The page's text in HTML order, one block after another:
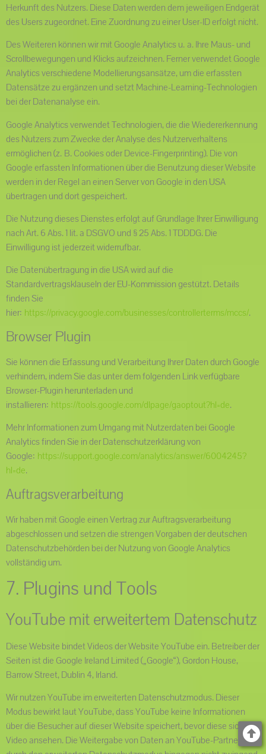
Herkunft des Nutzers. Diese Daten werden dem jeweiligen Endgerät
des Users zugeordnet. Eine Zuordnung zu einer User-ID erfolgt nicht.
Des Weiteren können wir mit Google Analytics u. a. Ihre Maus- und
Scrollbewegungen und Klicks aufzeichnen. Ferner verwendet Google
Analytics verschiedene Modellierungsansätze, um die erfassten
Datensätze zu ergänzen und setzt Machine-Learning-Technologien
bei der Datenanalyse ein.
Google Analytics verwendet Technologien, die die Wiedererkennung
des Nutzers zum Zwecke der Analyse des Nutzerverhaltens
ermöglichen (z. B. Cookies oder Device-Fingerprinting). Die von
Google erfassten Informationen über die Benutzung dieser Website
werden in der Regel an einen Server von Google in den USA
übertragen und dort gespeichert.
Die Nutzung dieses Dienstes erfolgt auf Grundlage Ihrer Einwilligung
nach Art. 6 Abs. 1 lit. a DSGVO und § 25 Abs. 1 TDDDG. Die
Einwilligung ist jederzeit widerrufbar.
Die Datenübertragung in die USA wird auf die
Standardvertragsklauseln der EU-Kommission gestützt. Details
finden Sie
hier: https://privacy.google.com/businesses/controllerterms/mccs/.
Browser Plugin
Sie können die Erfassung und Verarbeitung Ihrer Daten durch Google
verhindern, indem Sie das unter dem folgenden Link verfügbare
Browser-Plugin herunterladen und
installieren: https://tools.google.com/dlpage/gaoptout?hl=de.
Mehr Informationen zum Umgang mit Nutzerdaten bei Google
Analytics finden Sie in der Datenschutzerklärung von
Google: https://support.google.com/analytics/answer/6004245?
hl=de.
Auftragsverarbeitung
Wir haben mit Google einen Vertrag zur Auftragsverarbeitung
abgeschlossen und setzen die strengen Vorgaben der deutschen
Datenschutzbehörden bei der Nutzung von Google Analytics
vollständig um.
7. Plugins und Tools
YouTube mit erweitertem Datenschutz
Diese Website bindet Videos der Website YouTube ein. Betreiber der
Seiten ist die Google Ireland Limited („Google“), Gordon House,
Barrow Street, Dublin 4, Irland.
Wir nutzen YouTube im erweiterten Datenschutzmodus. Dieser
Modus bewirkt laut YouTube, dass YouTube keine Informationen
über die Besucher auf dieser Website speichert, bevor diese sich das
Video ansehen. Die Weitergabe von Daten an YouTube-Partner wird